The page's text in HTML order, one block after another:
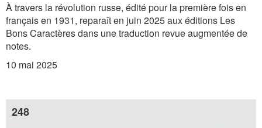
À travers la révolution russe, édité pour la première fois en
français en 1931, reparaît en juin 2025 aux éditions Les
Bons Caractères dans une traduction revue augmentée de
notes.
10 mai 2025
248